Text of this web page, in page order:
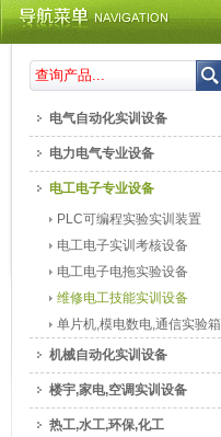
电气自动化实训设备
电力电气专业设备
电工电子专业设备
PLC可编程实验实训装置
电工电子实训考核设备
电工电子电拖实验设备
维修电工技能实训设备
单片机,模电数电,通信实验箱
机械自动化实训设备
楼宇,家电,空调实训设备
热工,水工,环保,化工